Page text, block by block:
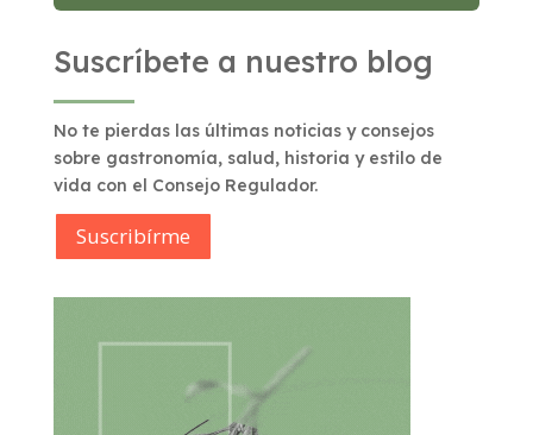
Suscríbete a nuestro blog
No te pierdas las últimas noticias y consejos
sobre gastronomía, salud, historia y estilo de
vida con el Consejo Regulador.
Suscribírme